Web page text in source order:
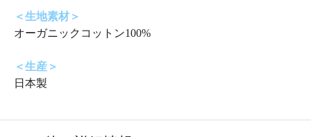
＜生地素材＞
オーガニックコットン100%
＜生産＞
日本製